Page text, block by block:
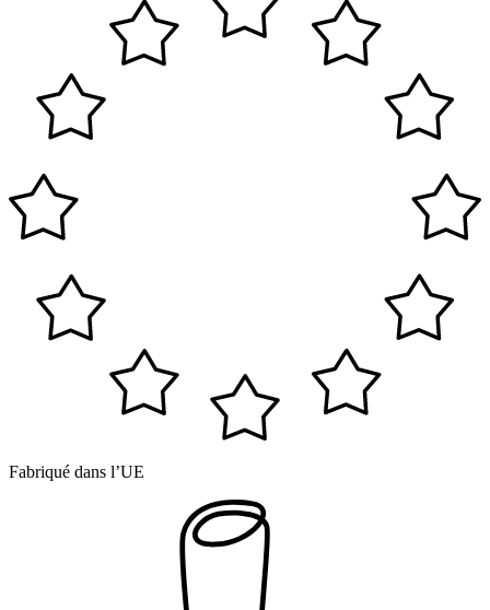
Fabriqué dans l’UE